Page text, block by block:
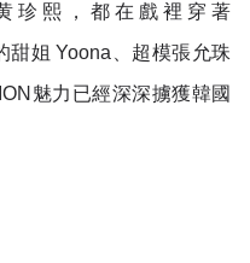
珍熙，都在戲裡穿著
姐 Yoona、 超模張允珠
魅力已經深深擄獲韓國